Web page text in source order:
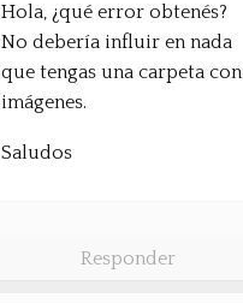
Hola, ¿qué error obtenés?
No debería influir en nada
que tengas una carpeta con
imágenes.
Saludos
Responder